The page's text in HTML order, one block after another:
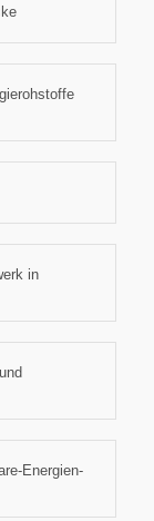
in
Energien-